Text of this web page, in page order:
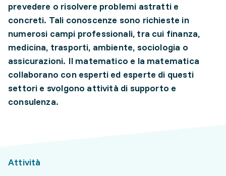
prevedere o risolvere problemi astratti e
concreti. Tali conoscenze sono richieste in
numerosi campi professionali, tra cui finanza,
medicina, trasporti, ambiente, sociologia o
assicurazioni. Il matematico e la matematica
collaborano con esperti ed esperte di questi
settori e svolgono attività di supporto e
consulenza.
Attività